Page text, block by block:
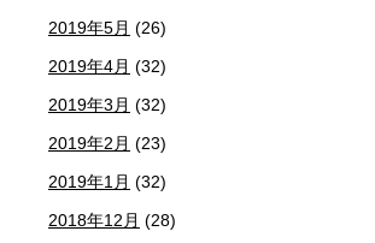
2019年5月 (26)
2019年4月 (32)
2019年3月 (32)
2019年2月 (23)
2019年1月 (32)
2018年12月 (28)